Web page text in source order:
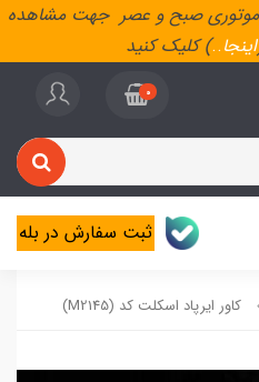
موتوری صبح و عصر جهت مشاهده
اینجا..) کلیک کنید
0
ثبت سفارش در بله
کاور ایرپاد اسکلت کد (M2145)